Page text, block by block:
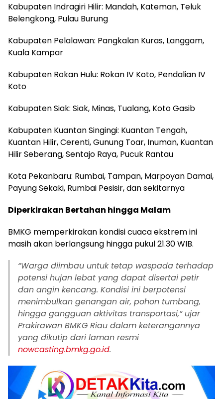
Kabupaten Indragiri Hilir: Mandah, Kateman, Teluk
Belengkong, Pulau Burung
Kabupaten Pelalawan: Pangkalan Kuras, Langgam,
Kuala Kampar
Kabupaten Rokan Hulu: Rokan IV Koto, Pendalian IV
Koto
Kabupaten Siak: Siak, Minas, Tualang, Koto Gasib
Kabupaten Kuantan Singingi: Kuantan Tengah,
Kuantan Hilir, Cerenti, Gunung Toar, Inuman, Kuantan
Hilir Seberang, Sentajo Raya, Pucuk Rantau
Kota Pekanbaru: Rumbai, Tampan, Marpoyan Damai,
Payung Sekaki, Rumbai Pesisir, dan sekitarnya
Diperkirakan Bertahan hingga Malam
BMKG memperkirakan kondisi cuaca ekstrem ini
masih akan berlangsung hingga pukul 21.30 WIB.
“Warga diimbau untuk tetap waspada terhadap
potensi hujan lebat yang dapat disertai petir
dan angin kencang. Kondisi ini berpotensi
menimbulkan genangan air, pohon tumbang,
hingga gangguan aktivitas transportasi,” ujar
Prakirawan BMKG Riau dalam keterangannya
yang dikutip dari laman resmi
nowcasting.bmkg.go.id.